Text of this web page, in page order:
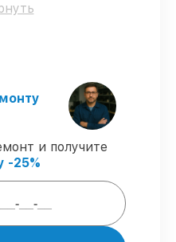
подтверждают
– обслуживание с
сопровождением.
при сервисе
в присутствии
и получите
-25%